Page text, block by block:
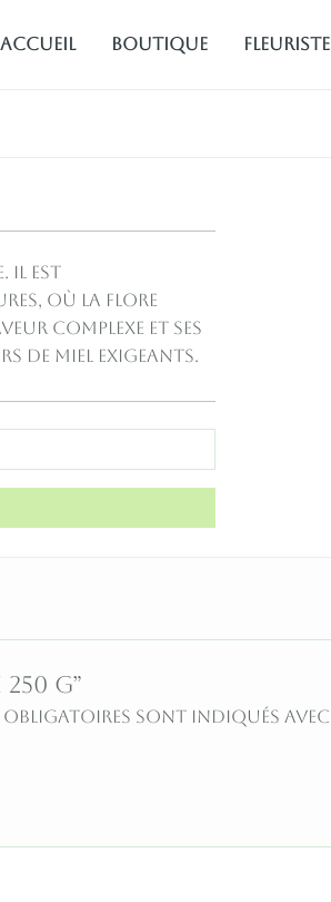
Accueil Boutique fleuriste
Il est
où la flore
complexe et ses
de miel exigeants.
G”
obligatoires sont indiqués avec